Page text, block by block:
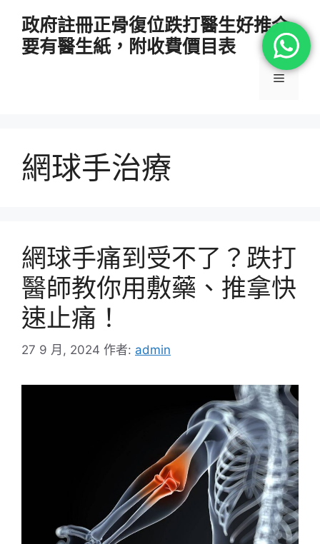
政府註冊正骨復位跌打醫生好推介
要有醫生紙，附收費價目表
選
網球手治療
網球手痛到受不了？跌打
醫師教你用敷藥、推拿快
速止痛！
27 9 月, 2024 作者: admin